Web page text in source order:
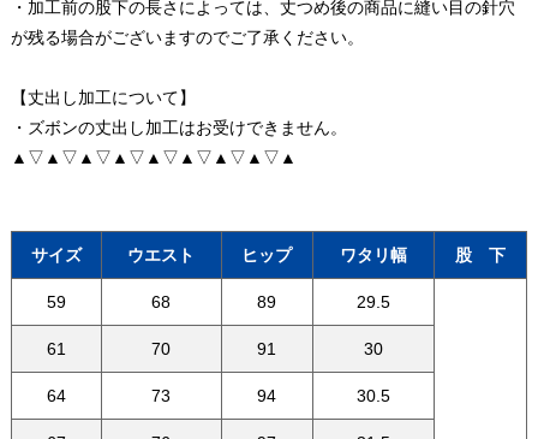
・加工前の股下の長さによっては、丈つめ後の商品に縫い目の針穴
が残る場合がございますのでご了承ください。
【丈出し加工について】
・ズボンの丈出し加工はお受けできません。
▲▽▲▽▲▽▲▽▲▽▲▽▲▽▲▽▲
サイズ ウエスト ヒップ ワタリ幅 股 下
59 68 89 29.5
61 70 91 30
64 73 94 30.5